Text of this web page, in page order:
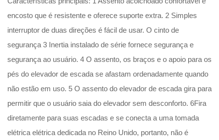
encosto que é resistente e oferece suporte extra. 2 Simples
interruptor de duas direções é fácil de usar. O cinto de
segurança 3 Inertia instalado de série fornece segurança e
segurança ao usuário. 4 O assento, os braços e o apoio para os
pés do elevador de escada se afastam ordenadamente quando
não estão em uso. 5 O assento do elevador de escada gira para
permitir que o usuário saia do elevador sem desconforto. 6Fira
diretamente para suas escadas e se conecta a uma tomada
elétrica elétrica dedicada no Reino Unido, portanto, não é